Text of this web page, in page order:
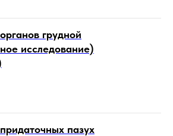
грудной
исследование)
пазух